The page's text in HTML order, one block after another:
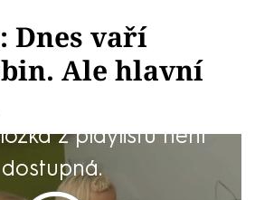
Dnes vaří
Ale hlavní
z playlistu není
dostupná.
i když v dobrém, ale dnes